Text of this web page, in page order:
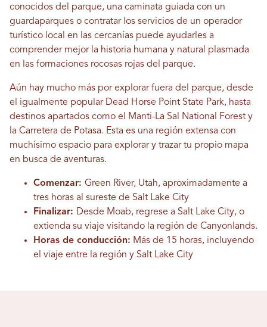
conocidos del parque, una caminata guiada con un
guardaparques o contratar los servicios de un operador
turístico local en las cercanías puede ayudarles a
comprender mejor la historia humana y natural plasmada
en las formaciones rocosas rojas del parque.
Aún hay mucho más por explorar fuera del parque, desde
el igualmente popular Dead Horse Point State Park, hasta
destinos apartados como el Manti-La Sal National Forest y
la Carretera de Potasa. Esta es una región extensa con
muchísimo espacio para explorar y trazar tu propio mapa
en busca de aventuras.
Comenzar: Green River, Utah, aproximadamente a
tres horas al sureste de Salt Lake City
Finalizar: Desde Moab, regrese a Salt Lake City, o
extienda su viaje visitando la región de Canyonlands.
Horas de conducción: Más de 15 horas, incluyendo
el viaje entre la región y Salt Lake City